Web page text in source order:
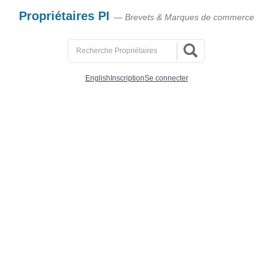
Propriétaires PI — Brevets & Marques de commerce
English InscriptionSe connecter